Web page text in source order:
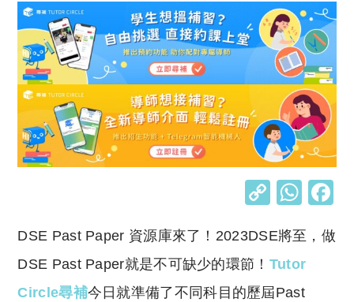
C
p
y
Li
W
at
DSE Past Paper 資源庫來了！2023DSE將至，做
DSE Past Paper就是不可缺少的環節！ Tutor
Circle尋補今日就準備了不同科目的歷屆Past